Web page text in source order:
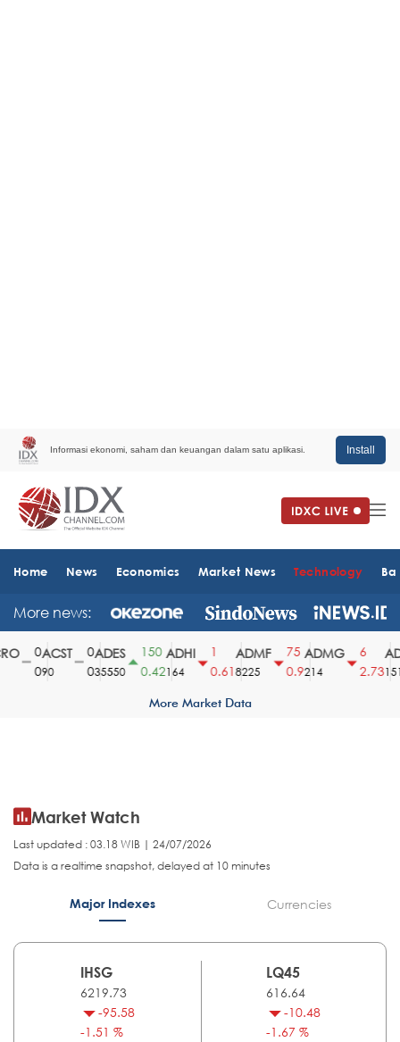
Informasi ekonomi, saham dan keuangan dalam satu aplikasi. Install
Home News Economics Market News Technology
More news:
ACST
90
ADES
35550
150
0.42
ADHI
164
0.61
ADMF
8225
75
0.9
ADMG
214
2.731510
More Market Data
Market Watch
Last updated : 03.18 WIB | 24/07/2026
Data is a realtime snapshot, delayed at 10 minutes
Major Indexes Currencies
IHSG
6219.73
-95.58
-1.51 %
LQ45
616.64
-10.48
-1.67 %